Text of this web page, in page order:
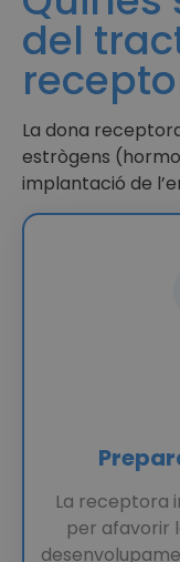
del
La dona
estrògens
implantació de
La receptora
per afavorir